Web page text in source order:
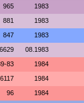
965 1983
881 1983
847 1983
08.1983
83 1984
6117 1984
96 1984